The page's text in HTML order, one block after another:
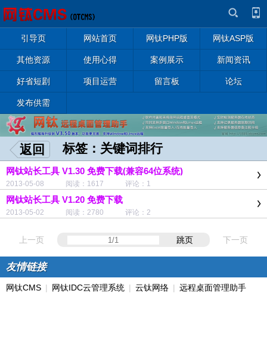
引导页 网站首页 网钛PHP版 网钛ASP版
其他资源 使用心得 案例展示 新闻资讯
好省短剧 项目运营 留言板 论坛
发布供需
返回 标签：关键词排行
网钛站长工具 V1.30 免费下载(兼容64位系统)
2013-05-08 阅读：1617 评论：1
网钛站长工具 V1.20 免费下载
2013-05-02 阅读：2780 评论：2
上一页 跳页 下一页
友情链接
网钛CMS | 网钛IDC云管理系统 | 云钛网络 | 远程桌面管理助手